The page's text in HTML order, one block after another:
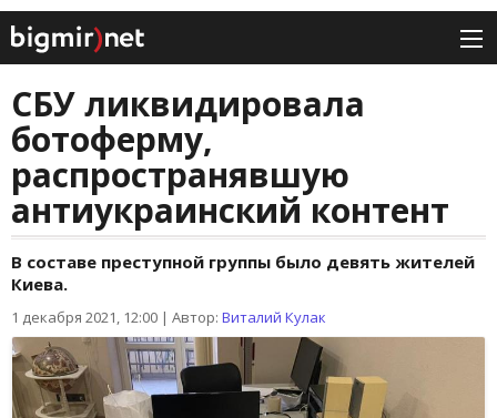
СБУ ликвидировала
ботоферму,
распространявшую
антиукраинский контент
В составе преступной группы было девять жителей
Киева.
1 декабря 2021, 12:00 | Автор: Виталий Кулак